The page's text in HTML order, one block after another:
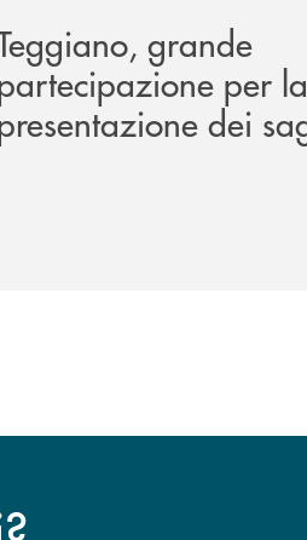
grande
per la
dei
Setaro. La